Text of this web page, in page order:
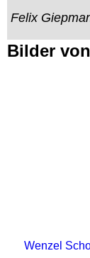
Felix
Bilder
Wenzel